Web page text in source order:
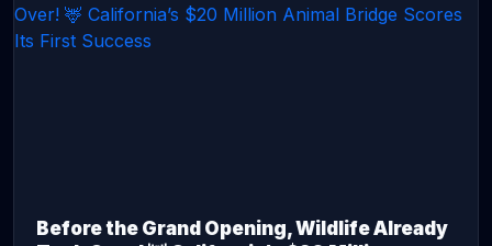
Before the Grand Opening, Wildlife Already